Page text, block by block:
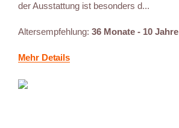
der Ausstattung ist besonders d...
Altersempfehlung: 36 Monate - 10 Jahre
Mehr Details